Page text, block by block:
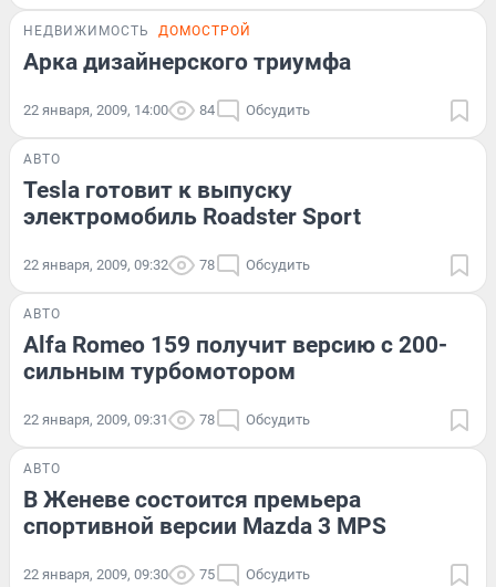
НЕДВИЖИМОСТЬ ДОМОСТРОЙ
Арка дизайнерского триумфа
22 января, 2009, 14:00 84 Обсудить
АВТО
Tesla готовит к выпуску
электромобиль Roadster Sport
22 января, 2009, 09:32 78 Обсудить
АВТО
Alfa Romeo 159 получит версию с 200-
сильным турбомотором
22 января, 2009, 09:31 78 Обсудить
АВТО
В Женеве состоится премьера
спортивной версии Mazda 3 MPS
22 января, 2009, 09:30 75 Обсудить